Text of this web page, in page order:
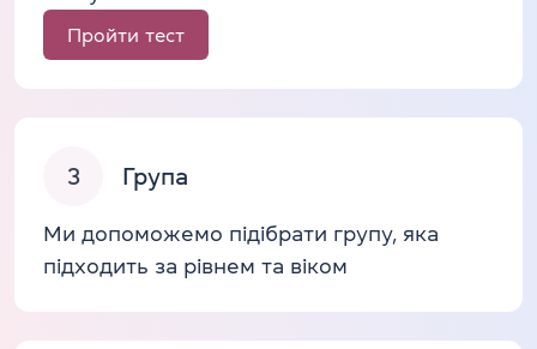
Пройти тест
3 Група
Ми допоможемо підібрати групу, яка
підходить за рівнем та віком